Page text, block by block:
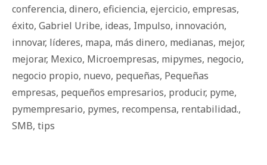
conferencia, dinero, eficiencia, ejercicio, empresas,
éxito, Gabriel Uribe, ideas, Impulso, innovación,
innovar, líderes, mapa, más dinero, medianas, mejor,
mejorar, Mexico, Microempresas, mipymes, negocio,
negocio propio, nuevo, pequeñas, Pequeñas
empresas, pequeños empresarios, producir, pyme,
pymempresario, pymes, recompensa, rentabilidad.,
SMB, tips